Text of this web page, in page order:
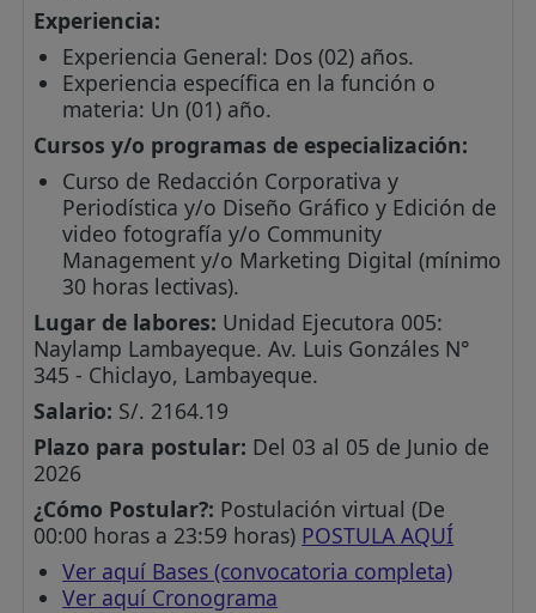
Experiencia:
Experiencia General: Dos (02) años.
Experiencia específica en la función o
materia: Un (01) año.
Cursos y/o programas de especialización:
Curso de Redacción Corporativa y
Periodística y/o Diseño Gráfico y Edición de
video fotografía y/o Community
Management y/o Marketing Digital (mínimo
30 horas lectivas).
Lugar de labores: Unidad Ejecutora 005:
Naylamp Lambayeque. Av. Luis Gonzáles N°
345 - Chiclayo, Lambayeque.
Salario: S/. 2164.19
Plazo para postular: Del 03 al 05 de Junio de
2026
¿Cómo Postular?: Postulación virtual (De
00:00 horas a 23:59 horas) POSTULA AQUÍ
Ver aquí Bases (convocatoria completa)
Ver aquí Cronograma